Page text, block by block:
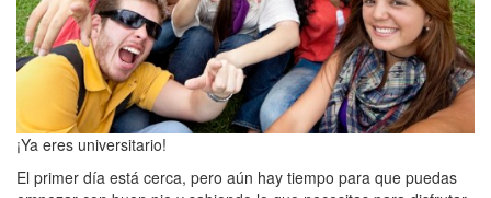
¡Ya eres universitario!
El primer día está cerca, pero aún hay tiempo para que puedas